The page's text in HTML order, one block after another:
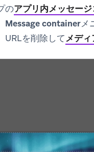
のアプリ内メッセー
Message containerメ
URLを削除してメディ